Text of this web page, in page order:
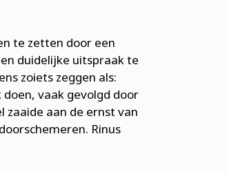
te zetten door een
duidelijke uitspraak te
zoiets zeggen als:
vaak gevolgd door
aan de ernst van
Rinus